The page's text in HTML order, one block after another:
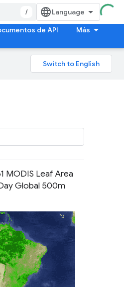
/
de API Más
MODIS Leaf Area
Global 500m